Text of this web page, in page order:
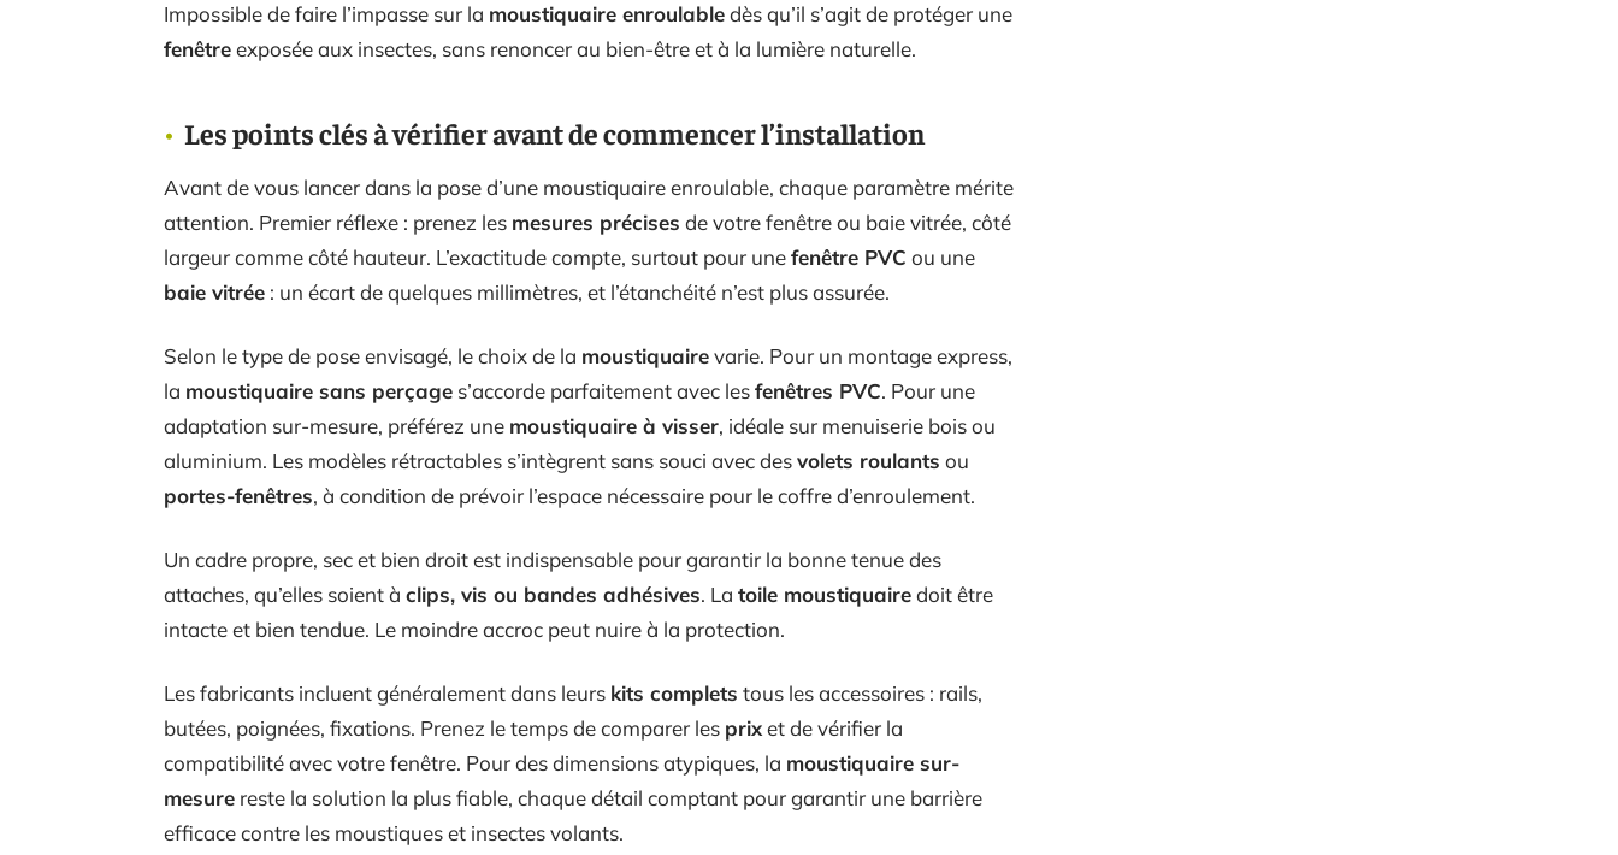
Impossible de faire l’impasse sur la moustiquaire enroulabledès qu’il s’agit de protéger une
fenêtreexposée aux insectes, sans renoncer au bien-être et à la lumière naturelle.
Les points clés à vérifier avant de commencer l’installation
Avant de vous lancer dans la pose d’une moustiquaire enroulable, chaque paramètre mérite
attention. Premier réflexe : prenez les mesures précises de votre fenêtre ou baie vitrée, côté
largeur comme côté hauteur. L’exactitude compte, surtout pour unefenêtre PVC ou une
baie vitrée : un écart de quelques millimètres, et l’étanchéité n’est plus assurée.
Selon le type de pose envisagé, le choix de la moustiquairevarie. Pour un montage express,
la moustiquaire sans perçage s’accorde parfaitement avec lesfenêtres PVC. Pour une
adaptation sur-mesure, préférez une moustiquaire à visser, idéale sur menuiserie bois ou
aluminium. Les modèles rétractables s’intègrent sans souci avec desvolets roulants ou
portes-fenêtres, à condition de prévoir l’espace nécessaire pour le coffre d’enroulement.
Un cadre propre, sec et bien droit est indispensable pour garantir la bonne tenue des
attaches, qu’elles soient à clips, vis ou bandes adhésives. La toile moustiquairedoit être
intacte et bien tendue. Le moindre accroc peut nuire à la protection.
Les fabricants incluent généralement dans leurs kits complets tous les accessoires : rails,
butées, poignées, fixations. Prenez le temps de comparer les prixet de vérifier la
compatibilité avec votre fenêtre. Pour des dimensions atypiques, la moustiquaire sur-
mesure reste la solution la plus fiable, chaque détail comptant pour garantir une barrière
efficace contre les moustiques et insectes volants.